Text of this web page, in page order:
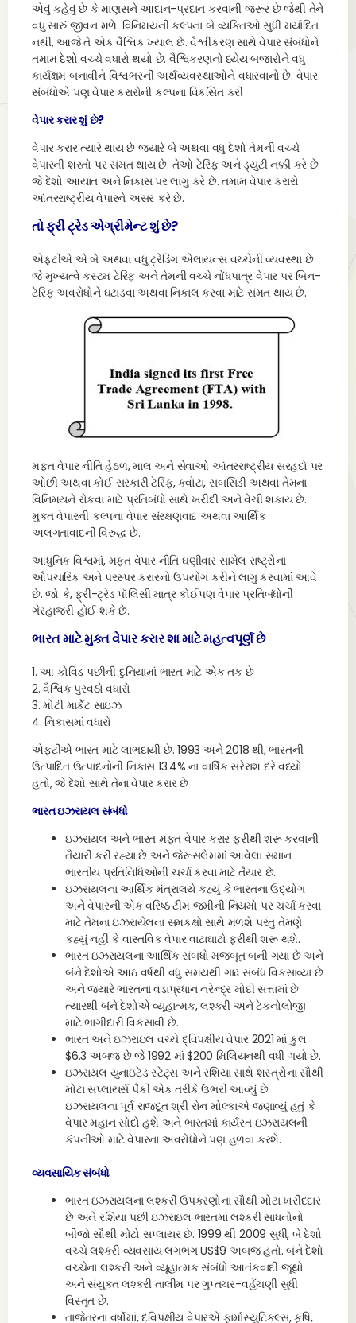
એવું કહેવું છે કે માણસને આદાન-પ્રદાન કરવાની જરૂર છે જેથી તેને
વધુ સારું જીવન મળે. વિનિમયની કલ્પના બે વ્યક્તિઓ સુધી મર્યાદિત
નથી, આજે તે એક વૈશ્વિક ખ્યાલ છે. વૈશ્વીકરણ સાથે વેપાર સંબંધોને
તમામ દેશો વચ્ચે વધારો થયો છે. વૈશ્વિકરણનો ધ્યેય બજારોને વધુ
કાર્યક્ષમ બનાવીને વિશ્વભરની અર્થવ્યવસ્થાઓને વધારવાનો છે. વેપાર
સંબંધોએ પણ વેપાર કરારોની કલ્પના વિકસિત કરી
વેપાર કરાર શું છે?
વેપાર કરાર ત્યારે થાય છે જ્યારે બે અથવા વધુ દેશો તેમની વચ્ચે
વેપારની શરતો પર સંમત થાય છે. તેઓ ટેરિફ અને ડ્યુટી નક્કી કરે છે
જે દેશો આયાત અને નિકાસ પર લાગુ કરે છે. તમામ વેપાર કરારો
આંતરરાષ્ટ્રીય વેપારને અસર કરે છે.
તો ફ્રી ટ્રેડ એગ્રીમેન્ટ શું છે?
એફટીએ એ બે અથવા વધુ ટ્રેડિંગ એલાયન્સ વચ્ચેની વ્યવસ્થા છે
જે મુખ્યત્વે કસ્ટમ ટેરિફ અને તેમની વચ્ચે નોંધપાત્ર વેપાર પર બિન-
ટેરિફ અવરોધોને ઘટાડવા અથવા નિકાલ કરવા માટે સંમત થાય છે.
મફત વેપાર નીતિ હેઠળ, માલ અને સેવાઓ આંતરરાષ્ટ્રીય સરહદો પર
ઓછી અથવા કોઈ સરકારી ટેરિફ, ક્વોટા, સબસિડી અથવા તેમના
વિનિમયને રોકવા માટે પ્રતિબંધો સાથે ખરીદી અને વેચી શકાય છે.
મુક્ત વેપારની કલ્પના વેપાર સંરક્ષણવાદ અથવા આર્થિક
અલગતાવાદની વિરુદ્ધ છે.
આધુનિક વિશ્વમાં, મફત વેપાર નીતિ ઘણીવાર સામેલ રાષ્ટ્રોના
ઔપચારિક અને પરસ્પર કરારનો ઉપયોગ કરીને લાગુ કરવામાં આવે
છે. જો કે, ફ્રી-ટ્રેડ પૉલિસી માત્ર કોઈપણ વેપાર પ્રતિબંધોની
ગેરહાજરી હોઈ શકે છે.
ભારત માટે મુક્ત વેપાર કરાર શા માટે મહત્વપૂર્ણ છે
1. આ કોવિડ પછીની દુનિયામાં ભારત માટે એક તક છે
2. વૈશ્વિક પુરવઠો વધારો
3. મોટી માર્કેટ સાઇઝ
4. નિકાસમાં વધારો
એફટીએ ભારત માટે લાભદાયી છે. 1993 અને 2018 થી, ભારતની
ઉત્પાદિત ઉત્પાદનોની નિકાસ 13.4% ના વાર્ષિક સરેરાશ દરે વધ્યો
હતો, જે દેશો સાથે તેના વેપાર કરાર છે
ભારત ઇઝરાયલ સંબંધો
ઇઝરાયલ અને ભારત મફત વેપાર કરાર ફરીથી શરૂ કરવાની
તૈયારી કરી રહ્યા છે અને જેરૂસલેમમાં આવેલા સમાન
ભારતીય પ્રતિનિધિઓની ચર્ચા કરવા માટે તૈયાર છે.
ઇઝરાયલના આર્થિક મંત્રાલયે કહ્યું કે ભારતના ઉદ્યોગ
અને વેપારની એક વરિષ્ઠ ટીમ જમીની નિયમો પર ચર્ચા કરવા
માટે તેમના ઇઝરાયેલના સમકક્ષો સાથે મળશે પરંતુ તેમણે
કહ્યું નહીં કે વાસ્તવિક વેપાર વાટાઘાટો ફરીથી શરૂ થશે.
ભારત ઇઝરાયલના આર્થિક સંબંધો મજબૂત બની ગયા છે અને
બંને દેશોએ આઠ વર્ષથી વધુ સમયથી ગાઢ સંબંધ વિકસાવ્યા છે
અને જ્યારે ભારતના વડાપ્રધાન નરેન્દ્ર મોદી સત્તામાં છે
ત્યારથી બંને દેશોએ વ્યૂહાત્મક, લશ્કરી અને ટેકનોલોજી
માટે ભાગીદારી વિકસાવી છે.
ભારત અને ઇઝરાઇલ વચ્ચે દ્વિપક્ષીય વેપાર 2021 માં કુલ
$6.3 અબજ છે જે 1992 માં $200 મિલિયનથી વધી ગયો છે.
ઇઝરાયલ યુનાઇટેડ સ્ટેટ્સ અને રશિયા સાથે શસ્ત્રોના સૌથી
મોટા સપ્લાયર્સ પૈકી એક તરીકે ઉભરી આવ્યું છે.
ઇઝરાયલના પૂર્વ રાજદૂત શ્રી રોન મોલ્કાએ જણાવ્યું હતું કે
વેપાર મહાન સોદો હશે અને ભારતમાં કાર્યરત ઇઝરાયલની
કંપનીઓ માટે વેપારના અવરોધોને પણ હળવા કરશે.
વ્યવસાયિક સંબંધો
ભારત ઇઝરાયલના લશ્કરી ઉપકરણોના સૌથી મોટા ખરીદદાર
છે અને રશિયા પછી ઇઝરાઇલ ભારતમાં લશ્કરી સાધનોનો
બીજો સૌથી મોટો સપ્લાયર છે. 1999 થી 2009 સુધી, બે દેશો
વચ્ચે લશ્કરી વ્યવસાય લગભગ US$9 અબજ હતો. બંને દેશો
વચ્ચેના લશ્કરી અને વ્યૂહાત્મક સંબંધો આતંકવાદી જૂથો
અને સંયુક્ત લશ્કરી તાલીમ પર ગુપ્તચર-વહેંચણી સુધી
વિસ્તૃત છે.
તાજેતરના વર્ષોમાં, દ્વિપક્ષીય વેપારએ ફાર્માસ્યુટિકલ્સ, કૃષિ,